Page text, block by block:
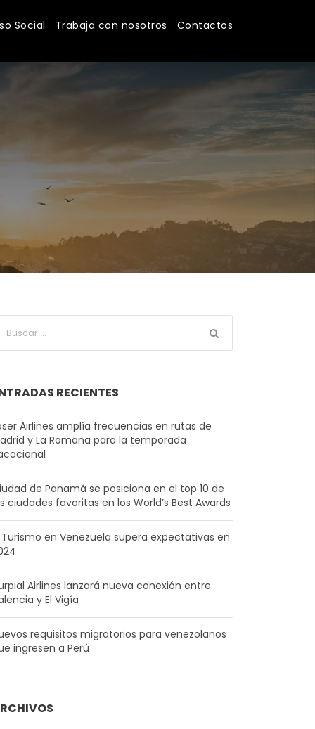
Social Trabaja con nosotros Contactos
RECIENTES
Airlines amplía frecuencias en rutas de
y La Romana para la temporada
de Panamá se posiciona en el top 10 de
ciudades favoritas en los World’s Best Awards
Turismo en Venezuela supera expectativas en
Airlines lanzará nueva conexión entre
y El Vigía
requisitos migratorios para venezolanos
ingresen a Perú